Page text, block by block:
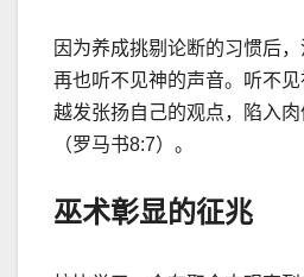
因为养成挑剔论断的习惯后
再也听不见神的声音。听不
越发张扬自己的观点，陷入
（罗马书8:7）。
巫术彰显的征兆